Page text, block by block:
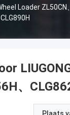
Loader ZL50CN
、